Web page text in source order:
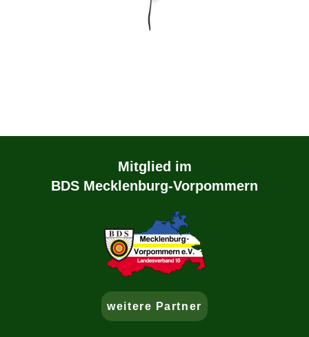
Mitglied im
BDS Mecklenburg-Vorpommern
weitere Partner